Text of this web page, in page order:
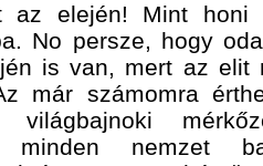
az elején! Mint honi
No persze, hogy
is van, mert az elit
már számomra
minden nemzet